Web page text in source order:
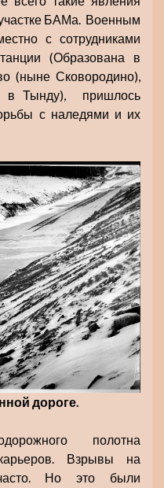
БАМа. Военным
с сотрудниками
(Образована в
(ныне Сковородино),
в Тынду), пришлось
с наледями и их
дороге.
полотна
Взрывы на
часто. Но это были